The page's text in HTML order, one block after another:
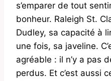
s’emparer de tout
bonheur. Raleigh St.
Dudley, sa capacité à
une fois, sa javeline.
agréable : il n’y a pas
perdus. Et c’est aussi